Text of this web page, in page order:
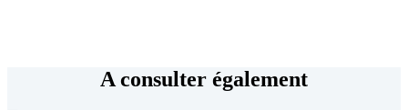
A consulter également